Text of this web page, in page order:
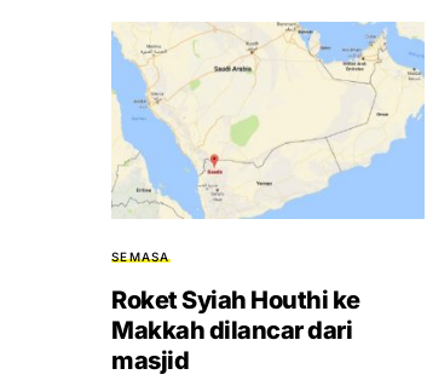
SEMASA
Roket Syiah Houthi ke
Makkah dilancar dari
masjid